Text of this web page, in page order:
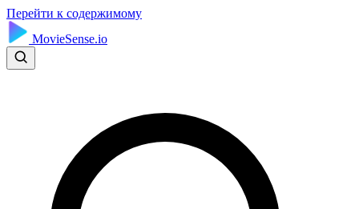
Перейти к содержимому
MovieSense.io